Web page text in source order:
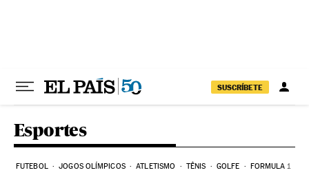
SUSCRÍBETE
Esportes
FUTEBOL JOGOS OLÍMPICOS ATLETISMO TÊNIS GOLFE FORMULA 1